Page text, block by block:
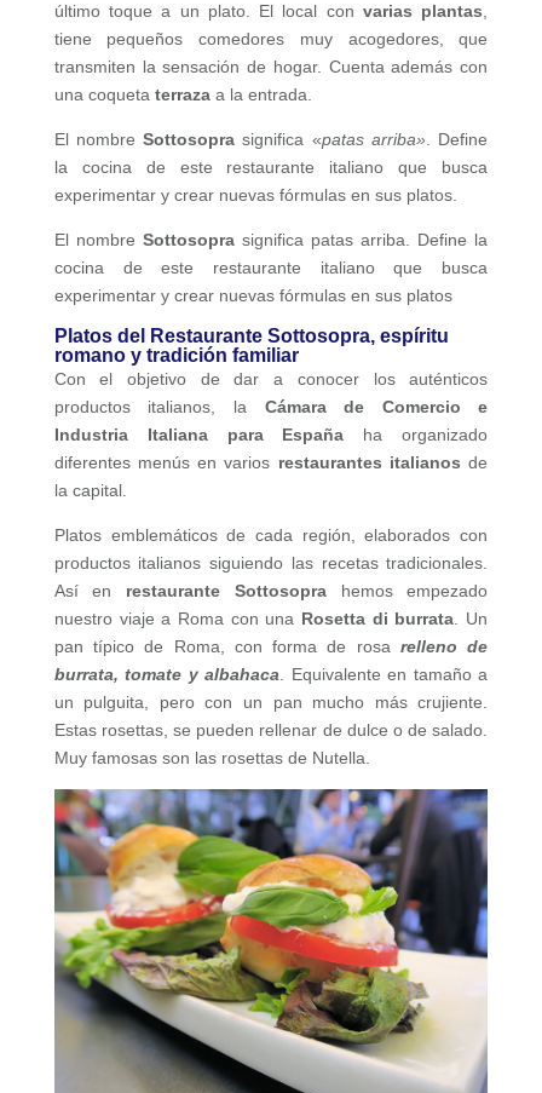
último toque a un plato. El local con varias plantas
tiene pequeños comedores muy acogedores, que
transmiten la sensación de hogar. Cuenta además con
una coqueta terrazaa la entrada.
El nombreSottosopra significa «patas arriba» . Define
la cocina de este restaurante italiano que busca
experimentar y crear nuevas fórmulas en sus platos.
El nombre Sottosoprasignifica patas arriba. Define la
cocina de este restaurante italiano que busca
experimentar y crear nuevas fórmulas en sus platos
Platos del Restaurante Sottosopra, espíritu
romano y tradición familiar
Con el objetivo de dar a conocer los auténticos
productos italianos, la Cámara de Comercio e
Industria Italiana para España ha organizado
diferentes menús en varios restaurantes italianos de
la capital.
Platos emblemáticos de cada región, elaborados con
productos italianos siguiendo las recetas tradicionales.
Así en restaurante Sottosopra hemos empezado
nuestro viaje a Roma con una Rosetta di burrata . Un
pan típico de Roma, con forma de rosa relleno de
burrata, tomate y albahaca . Equivalente en tamaño a
un pulguita, pero con un pan mucho más crujiente.
Estas rosettas, se pueden rellenar de dulce o de salado.
Muy famosas son las rosettas de Nutella.